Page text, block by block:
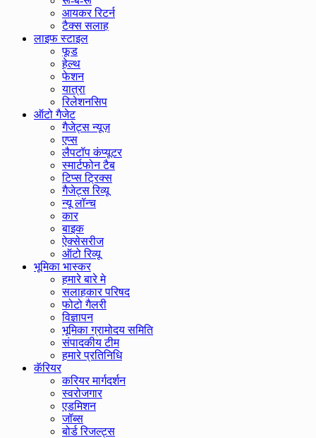
आयकर रिटर्न
टैक्स सलाह
लाइफ स्टाइल
फूड
हेल्थ
फेशन
यात्रा
रिलेशनसिप
ऑटो गैजेट
गैजेट्स न्यूज़
एप्स
लैपटॉप कंप्यूटर
स्मार्टफोन टैब
टिप्स ट्रिक्स
गैजेट्स रिव्यू
न्यू लॉन्च
कार
बाइक
ऐक्सेसरीज
ऑटो रिव्यू
भूमिका भास्कर
हमारे बारे मे
सलाहकार परिषद
फोटो गैलरी
विज्ञापन
भूमिका ग्रामोदय समिति
संपादकीय टीम
हमारे प्रतिनिधि
कॅरियर
करियर मार्गदर्शन
स्वरोजगार
एडमिशन
जॉब्स
बोर्ड रिजल्ट्स